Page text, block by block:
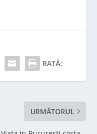
RATĂ:
URMĂTORUL